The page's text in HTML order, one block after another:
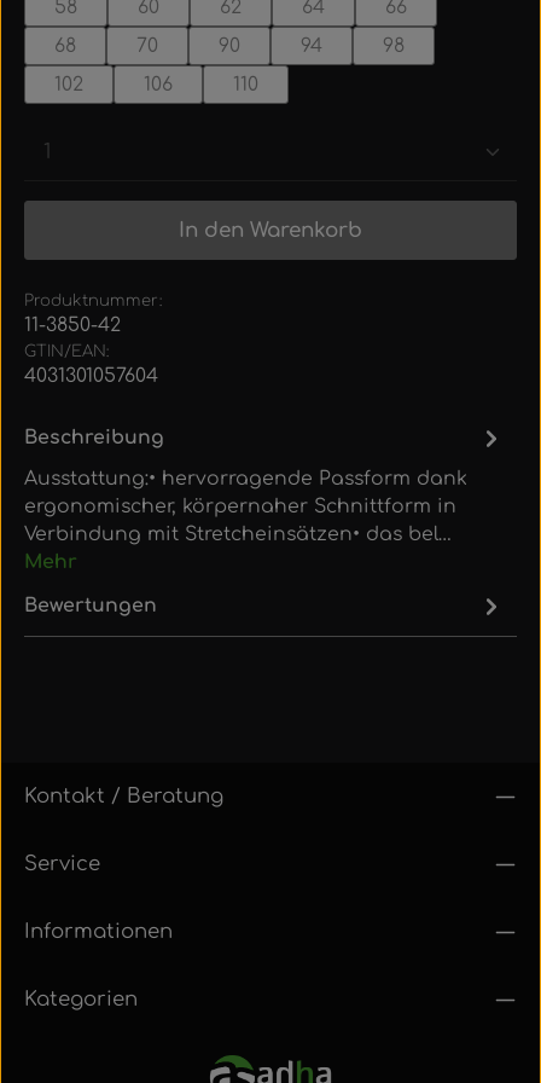
58
60 62 64
66
68
70 90 94
98
102
106 110
Produkt Anzahl: Gib den gewünschten Wert
In den Warenkorb
Produktnummer:
11-3850-42
GTIN/EAN:
4031301057604
Beschreibung
Ausstattung:• hervorragende Passform dank
ergonomischer, körpernaher Schnittform in
Verbindung mit Stretcheinsätzen• das bel…
Mehr
Bewertungen
Kontakt / Beratung
Service
Informationen
Kategorien